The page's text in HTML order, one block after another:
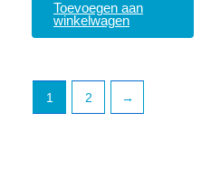
Toevoegen aan
winkelwagen
1 2 →